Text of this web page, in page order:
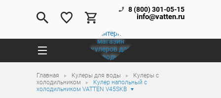
8 (800) 301-05-15
info@vatten.ru
Главная Кулеры для воды
Кулеры с
холодильником
Кулер напольный с
холодильником VATTEN V45SKB